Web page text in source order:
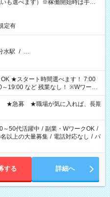
も選べます）※稼働開始時は手続き
す。
定有
水駅 / …
7:00
など 残業なし！ ※Wワーク
週40時間超の就業はご案内できま
間以上勤務は社会保険への加入対
（日雇い派遣の原則禁止）によ
ご案内が難しい場合があります
★急募 ★職場が気に入れば、長期
～50代活躍中 / 副業・WワークOK /
以上の大量募集 / 電話対応なし / パ
する 詳細へ